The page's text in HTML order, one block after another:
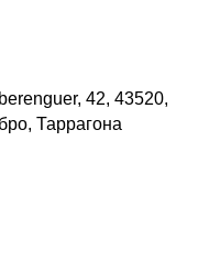
42, 43520,
Таррагона